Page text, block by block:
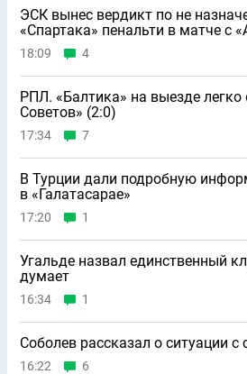
ЭСК вынес вердикт по не
«Спартака» пенальти в матче с
18:09 4
РПЛ. «Балтика» на выезде
Советов» (2:0)
17:34 7
В Турции дали подробную
в «Галатасарае»
17:20 1
Угальде назвал единственный
думает
16:34 1
Соболев рассказал о ситуации с
16:22 6